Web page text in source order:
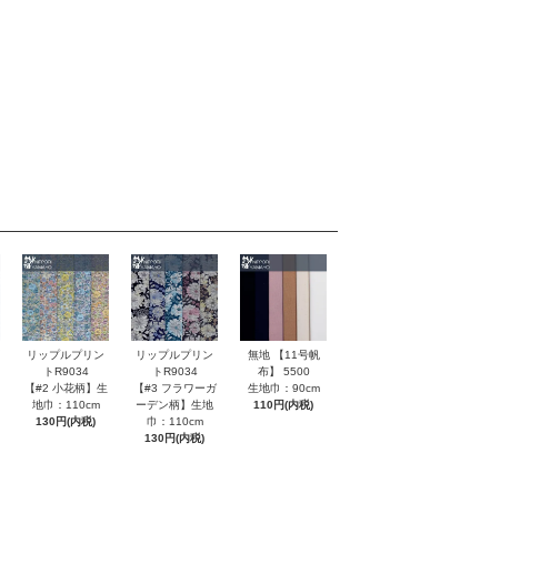
リップルプリン
トR9034
【#2 小花柄】生
地巾：110cm
130円(内税)
リップルプリン
トR9034
【#3 フラワーガ
ーデン柄】生地
巾：110cm
130円(内税)
無地 【11号帆
布】 5500
生地巾：90cm
110円(内税)